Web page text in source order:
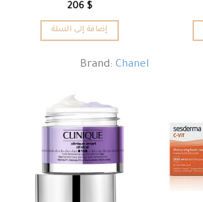
206 $
إضافة إلى السلة
Brand:Chanel